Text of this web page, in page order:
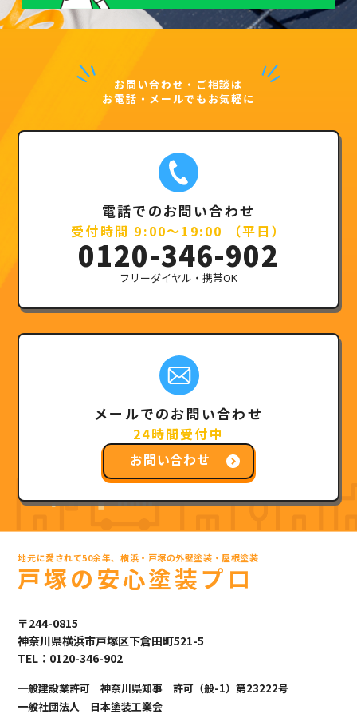
お問い合わせ・ご相談は
お電話・メールでもお気軽に
電話でのお問い合わせ
受付時間 9:00～19:00 （平日）
0120-346-902
フリーダイヤル・携帯OK
メールでのお問い合わせ
24時間受付中
お問い合わせ
地元に愛されて50余年、横浜・戸塚の外壁塗装・屋根塗装
戸塚の安心塗装プロ
〒244-0815
神奈川県横浜市戸塚区下倉田町521-5
TEL：0120-346-902
一般建設業許可 神奈川県知事 許可（般-1）第23222号
一般社団法人 日本塗装工業会